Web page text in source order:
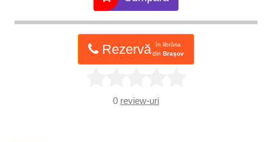
Rezervă
în librăria
din Brașov
0 review-uri